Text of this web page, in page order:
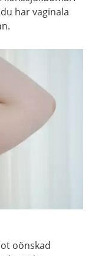
har vaginala
oönskad